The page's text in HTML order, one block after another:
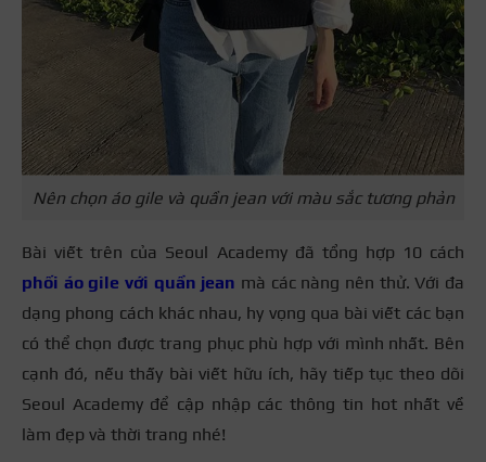
Nên chọn áo gile và quần jean với màu sắc tương phản
Bài viết trên của Seoul Academy đã tổng hợp 10 cách
phối áo gile với quần jean mà các nàng nên thử. Với đa
dạng phong cách khác nhau, hy vọng qua bài viết các bạn
có thể chọn được trang phục phù hợp với mình nhất. Bên
cạnh đó, nếu thấy bài viết hữu ích, hãy tiếp tục theo dõi
Seoul Academy để cập nhập các thông tin hot nhất về
làm đẹp và thời trang nhé!